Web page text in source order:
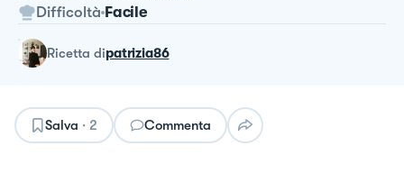
Difficoltà Facile
ricetta dipatrizia86
Salva · 2 Commenta